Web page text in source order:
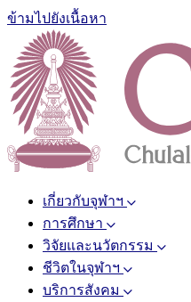
ข้ามไปยังเนื้อหา
เกี่ยวกับจุฬาฯ
การศึกษา
วิจัยและนวัตกรรม
ชีวิตในจุฬาฯ
บริการสังคม